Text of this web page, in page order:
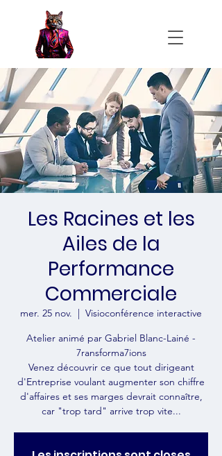
Les Racines et les
Ailes de la
Performance
Commerciale
mer. 25 nov.
  |
Visioconférence interactive
Atelier animé par Gabriel Blanc-Lainé -
7ransforma7ions
Venez découvrir ce que tout dirigeant
d'Entreprise voulant augmenter son chiffre
d'affaires et ses marges devrait connaître,